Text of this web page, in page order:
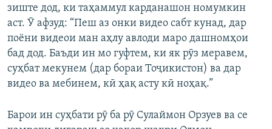
зиште дод, ки таҳаммул карданашон номумкин
аст. Ӯ афзуд: “Пеш аз онки видео сабт кунад, дар
поёни видеои ман аҳлу авлоди маро дашномҳои
бад дод. Баъди ин мо гуфтем, ки як рӯз меравем,
суҳбат мекунем (дар бораи Тоҷикистон) ва дар
видео ва мебинем, кӣ ҳақ асту кӣ ноҳақ.”
Барои ин суҳбати рӯ ба рӯ Сулаймон Орзуев ва се